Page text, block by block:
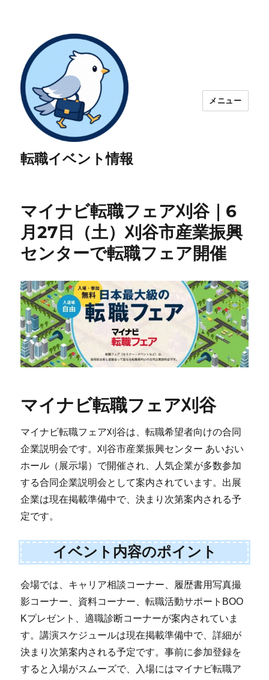
転職イベント情報
メニュー
マイナビ転職フェア刈谷｜6
月27日（土）刈谷市産業振興
センターで転職フェア開催
マイナビ転職フェア刈谷
マイナビ転職フェア刈谷は、転職希望者向けの合同
企業説明会です。刈谷市産業振興センター あいおい
ホール（展示場）で開催され、人気企業が多数参加
する合同企業説明会として案内されています。出展
企業は現在掲載準備中で、決まり次第案内される予
定です。
イベント内容のポイント
会場では、キャリア相談コーナー、履歴書用写真撮
影コーナー、資料コーナー、転職活動サポートBOO
Kプレゼント、適職診断コーナーが案内されていま
す。講演スケジュールは現在掲載準備中で、詳細が
決まり次第案内される予定です。事前に参加登録を
すると入場がスムーズで、入場にはマイナビ転職ア